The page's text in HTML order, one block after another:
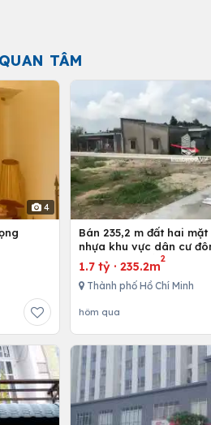
TÂM
4
Bán 235,2 m đất hai
nhựa khu vực dân cư
nhứt-Long Điền - Bà Rịa
1.7 tỷ ·235.2m
2
Thành phố Hồ Chí Minh
hôm qua